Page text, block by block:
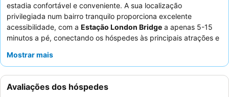
estadia confortável e conveniente. A sua localização
privilegiada num bairro tranquilo proporciona excelente
acessibilidade, com a Estação London Bridge a apenas 5-15
minutos a pé, conectando os hóspedes às principais atrações e
quartos espaçosos
hotéis típicos. Os hóspedes elogiam consistentemente o
pequeno-almoço delicioso e excecional
Mostrar mais
Avaliações dos hóspedes